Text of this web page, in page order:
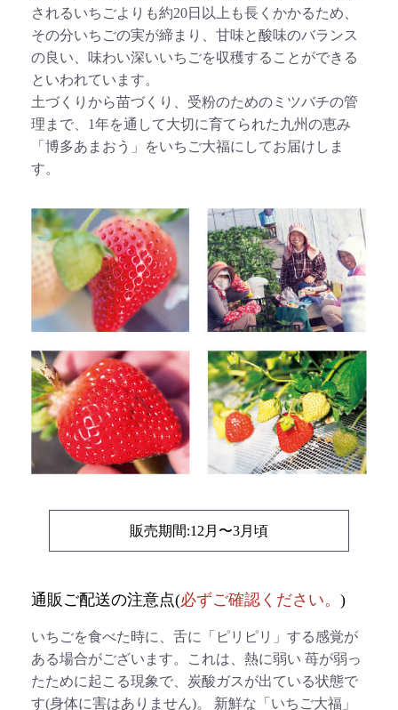
されるいちごよりも約20日以上も長くかかるため、
その分いちごの実が締まり、甘味と酸味のバランス
の良い、味わい深いいちごを収穫することができる
といわれています。
土づくりから苗づくり、受粉のためのミツバチの管
理まで、1年を通して大切に育てられた九州の恵み
「博多あまおう」をいちご大福にしてお届けしま
す。
販売期間:12月〜3月頃
通販ご配送の注意点(必ずご確認ください。 )
いちごを食べた時に、舌に「ピリピリ」する感覚が
ある場合がございます。これは、熱に弱い 苺が弱っ
たために起こる現象で、炭酸ガスが出ている状態で
す(身体に害はありません)。 新鮮な「いちご大福」